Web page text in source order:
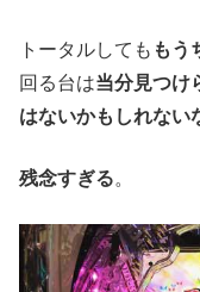
トータルしても もう
回る台は当分見つけ
はないかもしれない
残念すぎる。